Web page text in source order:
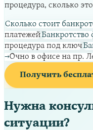
процедура, сколько
Сколько стоит
платежейБанкротство
процедура под ключ
→Очно в офисе на пр.
Получить
Нужна
ситуации?